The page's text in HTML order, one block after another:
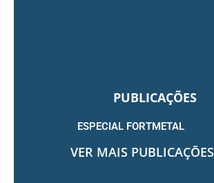
PUBLICAÇÕES
ESPECIAL FORTMETAL
VER MAIS PUBLICAÇÕES